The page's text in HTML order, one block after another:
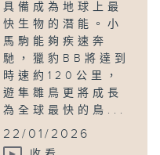
具備成為地球上最
快生物的潛能。小
馬駒能夠疾速奔
馳，獵豹BB將達到
時速約120公里，
遊隼雛鳥更將成長
為全球最快的鳥...
22/01/2026